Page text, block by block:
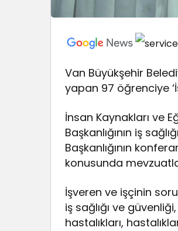
Van Büyükşehir
yapan 97 öğrenciye
İnsan Kaynakları ve
Başkanlığının iş
Başkanlığının
konusunda
İşveren ve işçinin
iş sağlığı ve
hastalıkları,